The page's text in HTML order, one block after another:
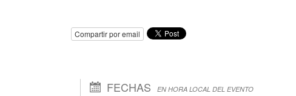
Compartir por email
FECHAS EN HORA LOCAL DEL EVENTO